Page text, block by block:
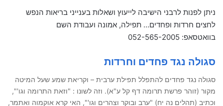
ניתן לפנות לרבני הישיבה לייעוץ ושאלות בענייני בריאות הנפש
לחצים חרדות ופחדים… תפילה, אמונה ועבודת השם
בוואטסאפ: 052-565-2005
סגולה נגד פחדים וחרדות
סגולה נגד פחדים להתפלל תפילת ערבית – וקריאת שמע שעל המיטה
מקור (זוהר פרשת תרומה דף קל ע"א). וזה לשונו : "וזאת התרומה וגו'",
וכתיב (תהלים נה יח) "ערב ובוקר וצהרים וגו'", האי קרא אוקמוה ואתמר,